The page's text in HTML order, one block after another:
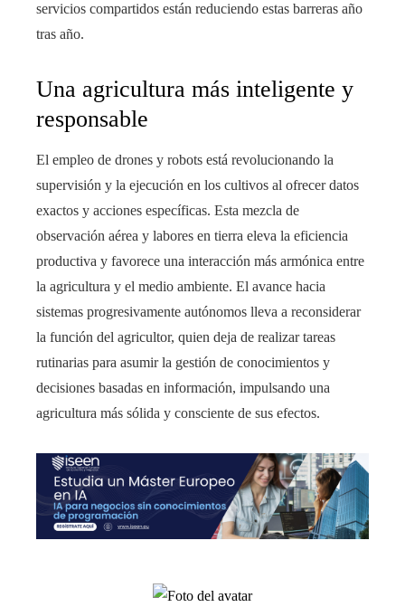
servicios compartidos están reduciendo estas barreras año
tras año.
Una agricultura más inteligente y
responsable
El empleo de drones y robots está revolucionando la
supervisión y la ejecución en los cultivos al ofrecer datos
exactos y acciones específicas. Esta mezcla de
observación aérea y labores en tierra eleva la eficiencia
productiva y favorece una interacción más armónica entre
la agricultura y el medio ambiente. El avance hacia
sistemas progresivamente autónomos lleva a reconsiderar
la función del agricultor, quien deja de realizar tareas
rutinarias para asumir la gestión de conocimientos y
decisiones basadas en información, impulsando una
agricultura más sólida y consciente de sus efectos.